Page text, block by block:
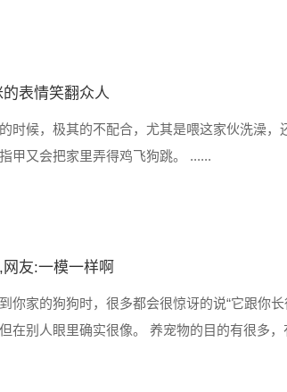
表情笑翻众人
时候，极其的不配合，尤其是喂这家伙洗澡
甲又会把家里弄得鸡飞狗跳。 ......
友:一模一样啊
家的狗狗时，很多都会很惊讶的说“它跟你
在别人眼里确实很像。 养宠物的目的有很多